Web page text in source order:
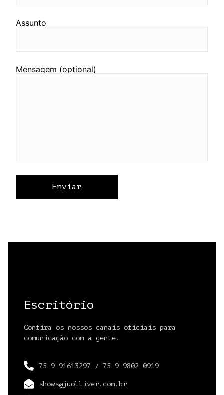
Assunto
Mensagem (optional)
Escritório
Confira os nossos canais oficiais para
comunicação com a gente.
75 9 91613297 / 75 9 9802 0919
shows@juolliver.com.br